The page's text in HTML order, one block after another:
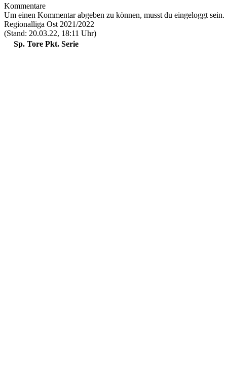
Kommentare
Um einen Kommentar abgeben zu können, musst du eingeloggt sein.
Regionalliga Ost 2021/2022
(Stand: 20.03.22, 18:11 Uhr)
Sp. Tore Pkt. Serie